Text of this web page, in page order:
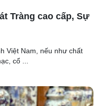
Tràng cao cấp, Sự
Việt Nam, nếu như chất
cổ ...